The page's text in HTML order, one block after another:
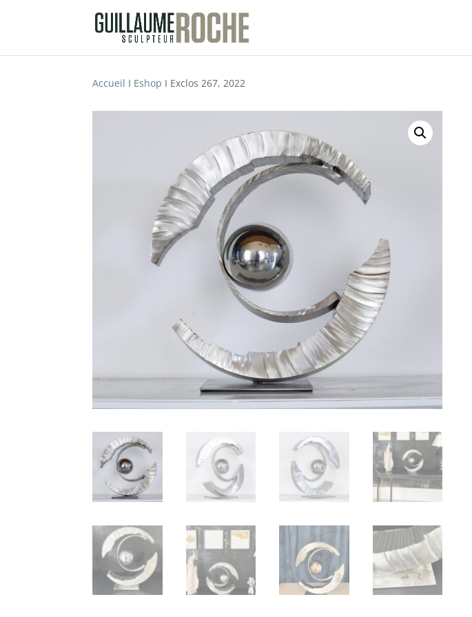
Accueil I Eshop I Exclos 267, 2022